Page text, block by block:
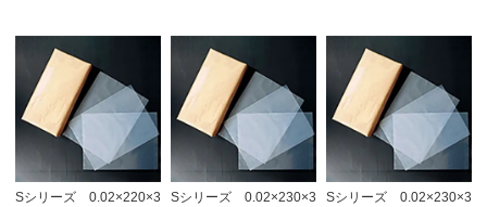
Sシリーズ 0.02×220×3
Sシリーズ 0.02×230×3
Sシリーズ 0.02×230×3